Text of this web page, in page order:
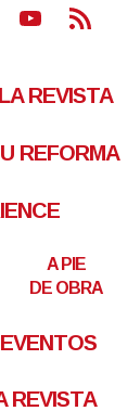
Youtube
Feed RSS
REVISTA
REFORMA
A PIE
DE OBRA
REVISTA